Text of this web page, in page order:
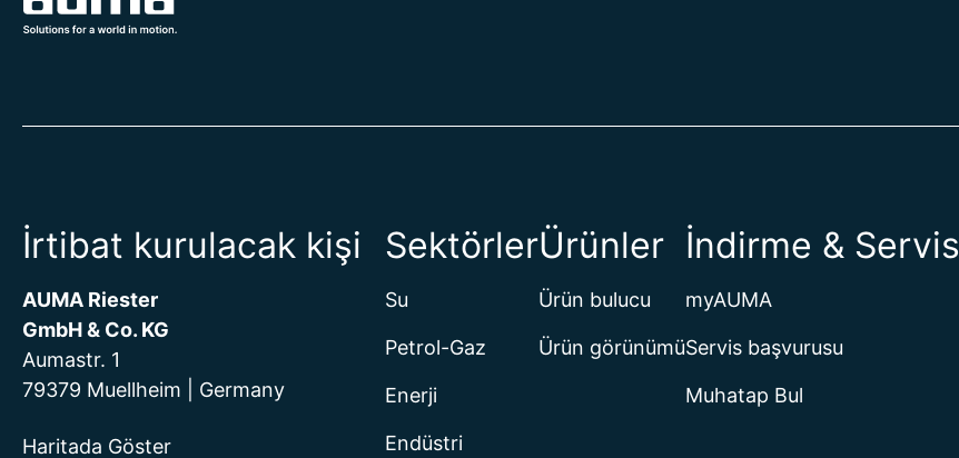
İrtibat kurulacak kişi
AUMA Riester
GmbH & Co. KG
Aumastr. 1
79379 Muellheim | Germany
Haritada Göster
Sektörler
Su
Petrol-Gaz
Enerji
Endüstri
Ürünler
Ürün bulucu
Ürün görünümü
İndirme & Servis
myAUMA
Servis başvurusu
Muhatap Bul